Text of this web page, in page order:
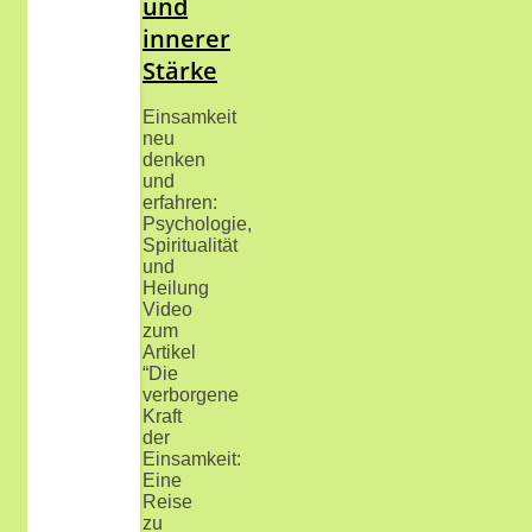
und
innerer
Stärke
Einsamkeit
neu
denken
und
erfahren:
Psychologie,
Spiritualität
und
Heilung
Video
zum
Artikel
“Die
verborgene
Kraft
der
Einsamkeit:
Eine
Reise
zu